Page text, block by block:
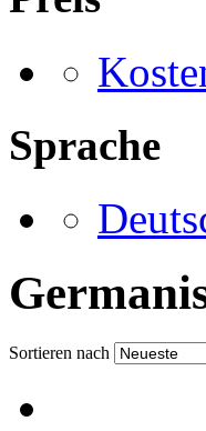
Sprache
Sortieren nach